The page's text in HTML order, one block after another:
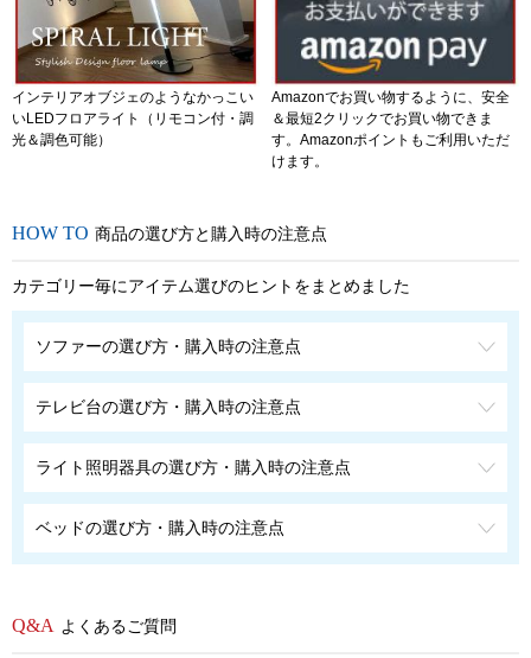
インテリアオブジェのようなかっこい
いLEDフロアライト（リモコン付・調
光＆調色可能）
Amazonでお買い物するように、安全
＆最短2クリックでお買い物できま
す。Amazonポイントもご利用いただ
けます。
商品の選び方と購入時の注意点
カテゴリー毎にアイテム選びのヒントをまとめました
ソファーの選び方・購入時の注意点
テレビ台の選び方・購入時の注意点
ライト照明器具の選び方・購入時の注意点
ベッドの選び方・購入時の注意点
よくあるご質問